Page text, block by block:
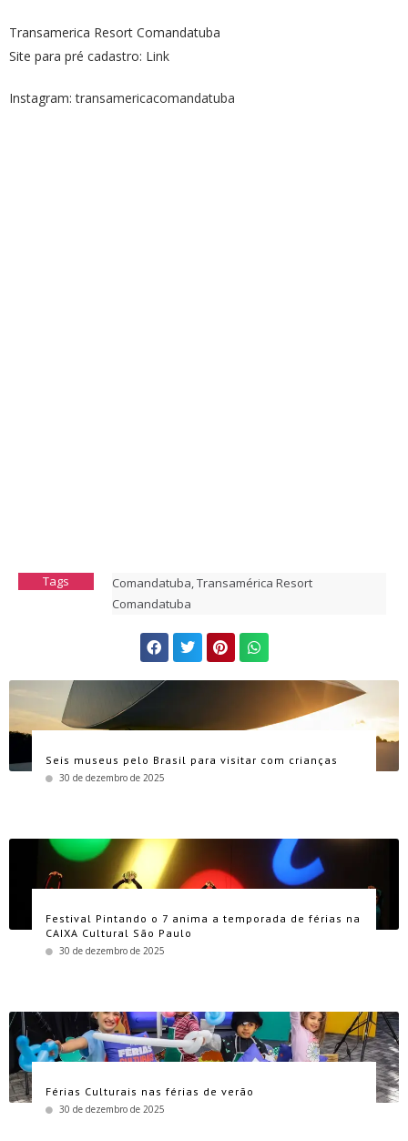
Transamerica Resort Comandatuba
Site para pré cadastro: Link
Instagram:transamericacomandatuba
Tags Comandatuba,Transamérica Resort
Comandatuba
Seis museus pelo Brasil para visitar com crianças
30 de dezembro de 2025
Festival Pintando o 7 anima a temporada de férias na
CAIXA Cultural São Paulo
30 de dezembro de 2025
Férias Culturais nas férias de verão
30 de dezembro de 2025